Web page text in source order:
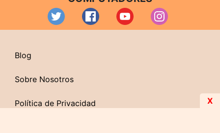
Blog
Sobre Nosotros
Política de Privacidad X